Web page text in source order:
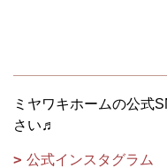
ミヤワキホームの公式
さい♬
公式インスタグラム